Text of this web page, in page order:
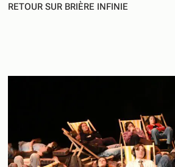
RETOUR SUR BRIÈRE INFINIE